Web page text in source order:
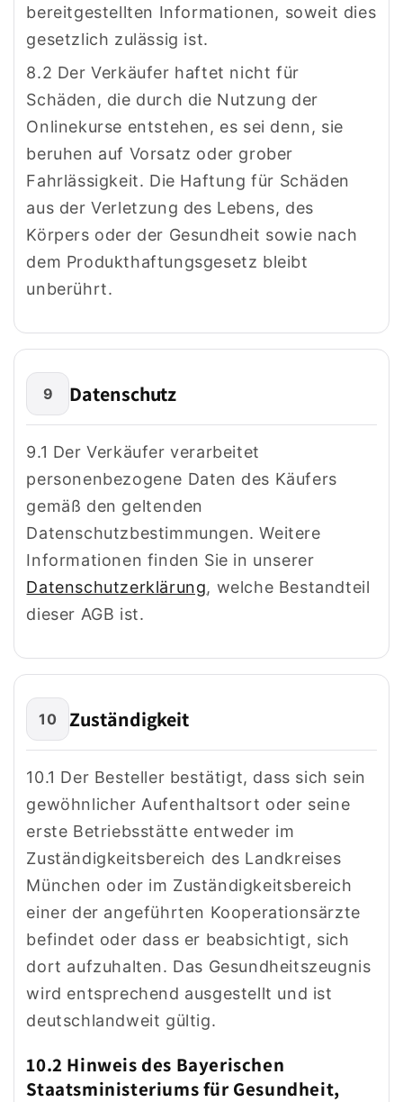
bereitgestellten Informationen, soweit dies
gesetzlich zulässig ist.
8.2 Der Verkäufer haftet nicht für
Schäden, die durch die Nutzung der
Onlinekurse entstehen, es sei denn, sie
beruhen auf Vorsatz oder grober
Fahrlässigkeit. Die Haftung für Schäden
aus der Verletzung des Lebens, des
Körpers oder der Gesundheit sowie nach
dem Produkthaftungsgesetz bleibt
unberührt.
9 Datenschutz
9.1 Der Verkäufer verarbeitet
personenbezogene Daten des Käufers
gemäß den geltenden
Datenschutzbestimmungen. Weitere
Informationen finden Sie in unserer
Datenschutzerklärung, welche Bestandteil
dieser AGB ist.
10 Zuständigkeit
10.1 Der Besteller bestätigt, dass sich sein
gewöhnlicher Aufenthaltsort oder seine
erste Betriebsstätte entweder im
Zuständigkeitsbereich des Landkreises
München oder im Zuständigkeitsbereich
einer der angeführten Kooperationsärzte
befindet oder dass er beabsichtigt, sich
dort aufzuhalten. Das Gesundheitszeugnis
wird entsprechend ausgestellt und ist
deutschlandweit gültig.
10.2 Hinweis des Bayerischen
Staatsministeriums für Gesundheit,